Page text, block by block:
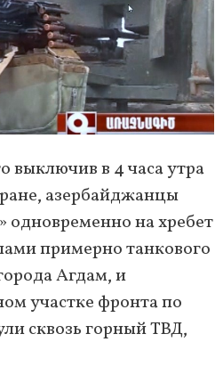
выключив в 4 часа утра
азербайджанцы
одновременно на хребет
примерно танкового
Агдам, и
участке фронта по
сквозь горный ТВД,